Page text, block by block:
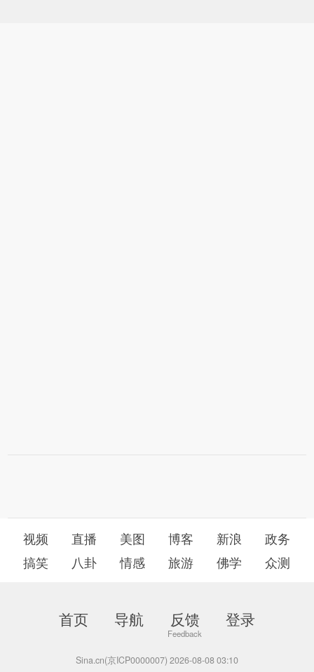
视频 直播 美图 博客 新浪
政务
搞笑
八卦 情感 旅游 佛学 众测
首页 导航 反馈 登录
Sina.cn(京ICP0000007) 2026-08-08 03:10